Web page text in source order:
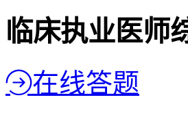
临床执业医师
在线答题